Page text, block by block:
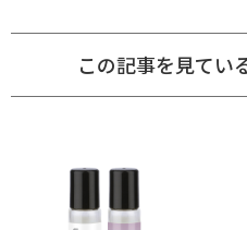
この記事を見てい